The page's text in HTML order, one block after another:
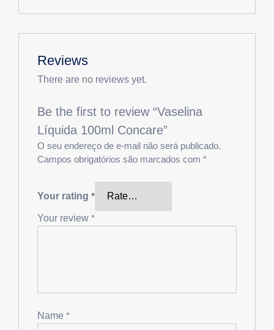
Reviews
There are no reviews yet.
Be the first to review “Vaselina
Líquida 100ml Concare”
O seu endereço de e-mail não será publicado.
Campos obrigatórios são marcados com *
Your rating *
Your review *
Name *